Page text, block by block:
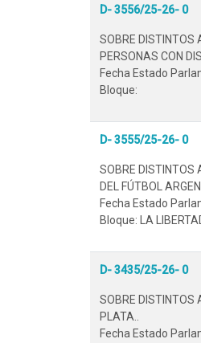
D- 3556/25-26- 0
SOBRE DISTINTOS
PERSONAS CON
Fecha Estado
Bloque:
D- 3555/25-26- 0
SOBRE DISTINTOS
DEL FÚTBOL
Fecha Estado
Bloque: LA
D- 3435/25-26- 0
SOBRE DISTINTOS
PLATA..
Fecha Estado